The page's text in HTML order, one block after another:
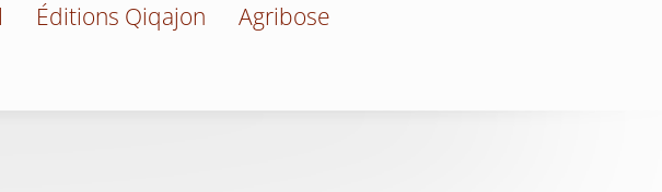
Éditions Qiqajon Agribose